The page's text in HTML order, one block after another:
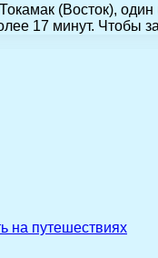
(Восток), один
17 минут. Чтобы
на путешествиях